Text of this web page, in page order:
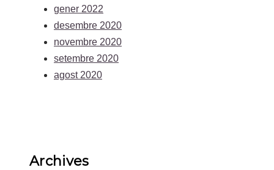
gener 2022
desembre 2020
novembre 2020
setembre 2020
agost 2020
Archives